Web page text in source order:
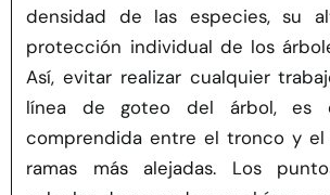
densidad de las especies, su
protección individual de los
Así, evitar realizar cualquier
línea de goteo del árbol, es
comprendida entre el tronco y el
ramas más alejadas. Los